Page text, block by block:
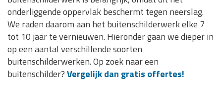
onderliggende oppervlak beschermt tegen neerslag.
We raden daarom aan het buitenschilderwerk elke 7
tot 10 jaar te vernieuwen. Hieronder gaan we dieper in
op een aantal verschillende soorten
buitenschilderwerken. Op zoek naar een
buitenschilder?Vergelijk dan gratis offertes!